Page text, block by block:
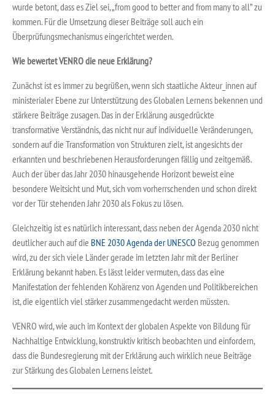
wurde betont, dass es Ziel sei, „from good to better and from many to all” zu
kommen. Für die Umsetzung dieser Beiträge soll auch ein
Überprüfungsmechanismus eingerichtet werden.
Wie bewertet VENRO die neue Erklärung?
Zunächst ist es immer zu begrüßen, wenn sich staatliche Akteur_innen auf
ministerialer Ebene zur Unterstützung des Globalen Lernens bekennen und
stärkere Beiträge zusagen. Das in der Erklärung ausgedrückte
transformative Verständnis, das nicht nur auf individuelle Veränderungen,
sondern auf die Transformation von Strukturen zielt, ist angesichts der
erkannten und beschriebenen Herausforderungen fällig und zeitgemäß.
Auch der über das Jahr 2030 hinausgehende Horizont beweist eine
besondere Weitsicht und Mut, sich vom vorherrschenden und schon direkt
vor der Tür stehenden Jahr 2030 als Fokus zu lösen.
Gleichzeitig ist es natürlich interessant, dass neben der Agenda 2030 nicht
deutlicher auch auf die BNE 2030 Agenda der UNESCO Bezug genommen
wird, zu der sich viele Länder gerade im letzten Jahr mit der Berliner
Erklärung bekannt haben. Es lässt leider vermuten, dass das eine
Manifestation der fehlenden Kohärenz von Agenden und Politikbereichen
ist, die eigentlich viel stärker zusammengedacht werden müssten.
VENRO wird, wie auch im Kontext der globalen Aspekte von Bildung für
Nachhaltige Entwicklung, konstruktiv kritisch beobachten und einfordern,
dass die Bundesregierung mit der Erklärung auch wirklich neue Beiträge
zur Stärkung des Globalen Lernens leistet.